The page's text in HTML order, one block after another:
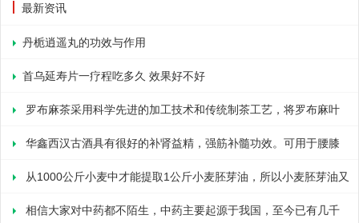
最新资讯
丹栀逍遥丸的功效与作用
首乌延寿片一疗程吃多久 效果好不好
罗布麻茶采用科学先进的加工技术和传统制茶工艺，将罗布麻叶
加工成茶，去除了罗布麻叶中的各种有害成分，让罗布麻叶中的各种
有效成分能够被更充分的利用，口感达到了传统茶的水平，使其成为
了一种能够随时饮用的日常茶饮。那么，罗布麻茶的疗效怎么样?按
华鑫西汉古酒具有很好的补肾益精，强筋补髓功效。可用于腰膝
酸软，肢冷乏力，健忘，动则气喘。那服用华鑫西汉古酒的注意事项
有哪些呢?严重吗?1.忌油腻食物。2.外感或实热内盛者不宜服用。3.
从1000公斤小麦中才能提取1公斤小麦胚芽油，所以小麦胚芽油又
有“液体黄金”之称，其天然维生素E的含量居各种植物油之首，生理
相信大家对中药都不陌生，中药主要起源于我国，至今已有几千